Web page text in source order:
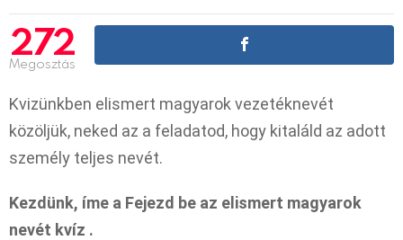
272
Megosztás
Kvizünkben elismert magyarok vezetéknevét
közöljük, neked az a feladatod, hogy kitaláld az adott
személy teljes nevét.
Kezdünk, íme a Fejezd be az elismert magyarok
nevét kvíz .